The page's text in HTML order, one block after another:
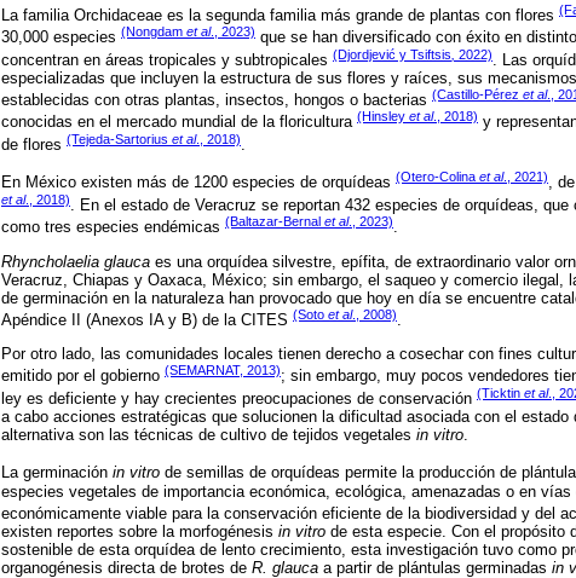
La familia Orchidaceae es la segunda familia más grande de plantas con flores
30,000 especies (Nongdam et al., 2023) que se han diversificado con éxito en
concentran en áreas tropicales y subtropicales (Djordjević y Tsiftsis 2022)
. Las
especializadas que incluyen la estructura de sus flores y raíces, sus
establecidas con otras plantas, insectos, hongos o bacterias (Castillo-Pérez et al.,
conocidas en el mercado mundial de la floricultura (Hinsley et al., 2018) y
de flores (Tejeda-Sartorius et al., 2018).
En México existen más de 1200 especies de orquídeas (Otero-Colina et al., 2021),
et al., 2018). En el estado de Veracruz se reportan 432 especies de orquídeas,
como tres especies endémicas (Baltazar-Bernal et al., 2023).
Rhyncholaelia glauca es una orquídea silvestre, epífita, de extraordinario valor
Veracruz, Chiapas y Oaxaca, México; sin embargo, el saqueo y comercio
de germinación en la naturaleza han provocado que hoy en día se encuentre
Apéndice II (Anexos IA y B) de la CITES (Soto et al., 2008).
Por otro lado, las comunidades locales tienen derecho a cosechar con fines
emitido por el gobierno (SEMARNAT, 2013); sin embargo, muy pocos vendedores
ley es deficiente y hay crecientes preocupaciones de conservación (Ticktin et al.,
a cabo acciones estratégicas que solucionen la dificultad asociada con el estado
alternativa son las técnicas de cultivo de tejidos vegetales in vitro
La germinación in vitro de semillas de orquídeas permite la producción de
especies vegetales de importancia económica, ecológica, amenazadas o en
económicamente viable para la conservación eficiente de la biodiversidad y del
existen reportes sobre la morfogénesis in vitro de esta especie. Con el propósito
sostenible de esta orquídea de lento crecimiento, esta investigación tuvo como
organogénesis directa de brotes de R. glauca a partir de plántulas germinadas in